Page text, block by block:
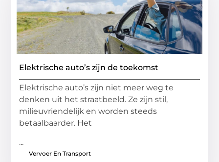
Elektrische auto’s zijn de toekomst
Elektrische auto’s zijn niet meer weg te
denken uit het straatbeeld. Ze zijn stil,
milieuvriendelijk en worden steeds
betaalbaarder. Het
...
Vervoer En Transport